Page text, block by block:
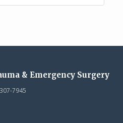
& Emergency Surgery
7945